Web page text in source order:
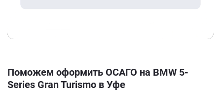
Поможем оформить ОСАГО на BMW 5-
Series Gran Turismo в Уфе